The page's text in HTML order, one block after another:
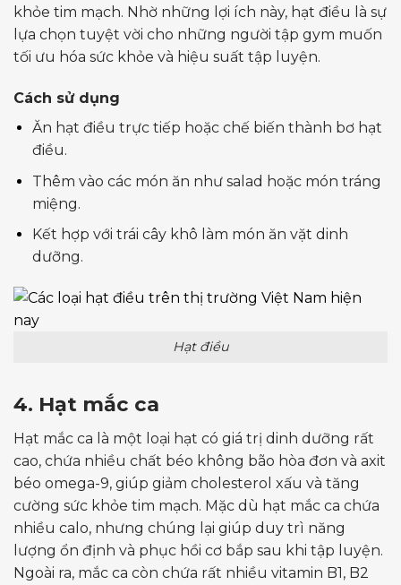
khỏe tim mạch. Nhờ những lợi ích này, hạt điều là sự
lựa chọn tuyệt vời cho những người tập gym muốn
tối ưu hóa sức khỏe và hiệu suất tập luyện.
Cách sử dụng
Ăn hạt điều trực tiếp hoặc chế biến thành bơ hạt
điều.
Thêm vào các món ăn như salad hoặc món tráng
miệng.
Kết hợp với trái cây khô làm món ăn vặt dinh
dưỡng.
Hạt điều
4. Hạt mắc ca
Hạt mắc ca là một loại hạt có giá trị dinh dưỡng rất
cao, chứa nhiều chất béo không bão hòa đơn và axit
béo omega-9, giúp giảm cholesterol xấu và tăng
cường sức khỏe tim mạch. Mặc dù hạt mắc ca chứa
nhiều calo, nhưng chúng lại giúp duy trì năng
lượng ổn định và phục hồi cơ bắp sau khi tập luyện.
Ngoài ra, mắc ca còn chứa rất nhiều vitamin B1, B2